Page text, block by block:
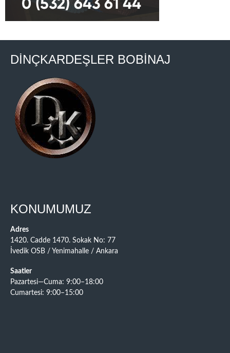
DİNÇKARDEŞLER BOBİNAJ
KONUMUMUZ
Adres
1420. Cadde 1470. Sokak No: 77
İvedik OSB / Yenimahalle / Ankara
Saatler
Pazartesi—Cuma: 9:00–18:00
Cumartesi: 9:00–15:00